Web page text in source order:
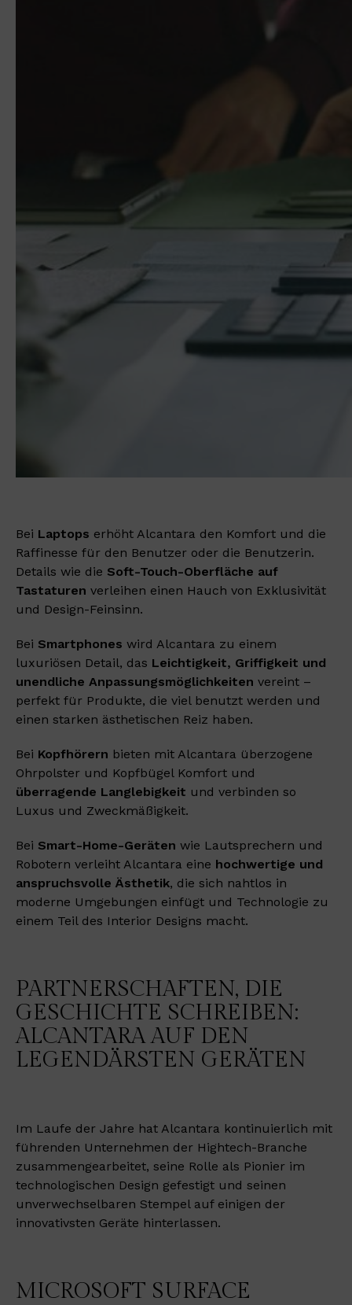
Bei Laptops erhöht Alcantara den Komfort und die
Raffinesse für den Benutzer oder die Benutzerin.
Details wie die Soft-Touch-Oberfläche auf
Tastaturen verleihen einen Hauch von Exklusivität
und Design-Feinsinn.
Bei Smartphones wird Alcantara zu einem
luxuriösen Detail, das Leichtigkeit, Griffigkeit und
unendliche Anpassungsmöglichkeiten vereint –
perfekt für Produkte, die viel benutzt werden und
einen starken ästhetischen Reiz haben.
Bei Kopfhörern bieten mit Alcantara überzogene
Ohrpolster und Kopfbügel Komfort und
überragende Langlebigkeit und verbinden so
Luxus und Zweckmäßigkeit.
Bei Smart-Home-Geräten wie Lautsprechern und
Robotern verleiht Alcantara eine hochwertige und
anspruchsvolle Ästhetik, die sich nahtlos in
moderne Umgebungen einfügt und Technologie zu
einem Teil des Interior Designs macht.
PARTNERSCHAFTEN, DIE
GESCHICHTE SCHREIBEN:
ALCANTARA AUF DEN
LEGENDÄRSTEN GERÄTEN
Im Laufe der Jahre hat Alcantara kontinuierlich mit
führenden Unternehmen der Hightech-Branche
zusammengearbeitet, seine Rolle als Pionier im
technologischen Design gefestigt und seinen
unverwechselbaren Stempel auf einigen der
innovativsten Geräte hinterlassen.
MICROSOFT SURFACE